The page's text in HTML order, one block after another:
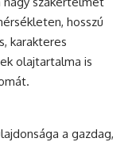
hosszú
karakteres
olajtartalma is
a gazdag,